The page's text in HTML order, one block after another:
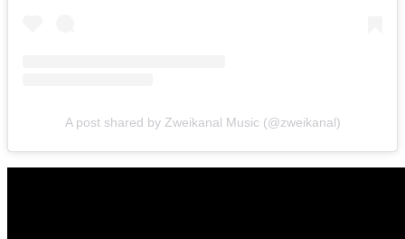
A post shared by Zweikanal Music (@zweikanal)